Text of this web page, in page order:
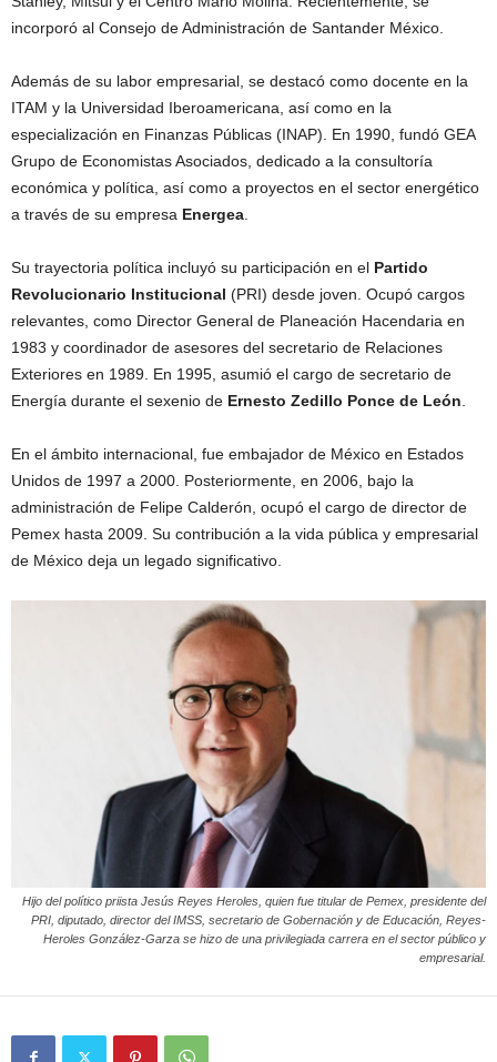
incorporó al Consejo de Administración de Santander México.
Además de su labor empresarial, se destacó como docente en la
ITAM y la Universidad Iberoamericana, así como en la
especialización en Finanzas Públicas (INAP). En 1990, fundó GEA
Grupo de Economistas Asociados, dedicado a la consultoría
económica y política, así como a proyectos en el sector energético
a través de su empresa Energea.
Su trayectoria política incluyó su participación en el Partido
Revolucionario Institucional (PRI) desde joven. Ocupó cargos
relevantes, como Director General de Planeación Hacendaria en
1983 y coordinador de asesores del secretario de Relaciones
Exteriores en 1989. En 1995, asumió el cargo de secretario de
Energía durante el sexenio de Ernesto Zedillo Ponce de León.
En el ámbito internacional, fue embajador de México en Estados
Unidos de 1997 a 2000. Posteriormente, en 2006, bajo la
administración de Felipe Calderón, ocupó el cargo de director de
Pemex hasta 2009. Su contribución a la vida pública y empresarial
de México deja un legado significativo.
Hijo del político priista Jesús Reyes Heroles, quien fue titular de Pemex, presidente del
PRI, diputado, director del IMSS, secretario de Gobernación y de Educación, Reyes-
Heroles González-Garza se hizo de una privilegiada carrera en el sector público y
empresarial.